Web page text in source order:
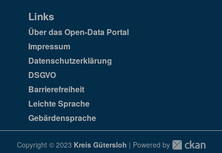
Links
Über das Open-Data Portal
Impressum
Datenschutzerklärung
DSGVO
Barrierefreiheit
Leichte Sprache
Gebärdensprache
Copyright © 2023 Kreis Gütersloh | Powered by